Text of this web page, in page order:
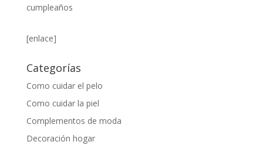
cumpleaños
[enlace]
Categorías
Como cuidar el pelo
Como cuidar la piel
Complementos de moda
Decoración hogar